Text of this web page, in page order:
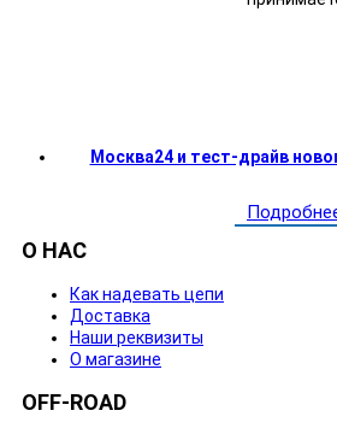
Москва24 и тест-драйв
О НАС
Как надевать цепи
Доставка
Наши реквизиты
О магазине
OFF-ROAD